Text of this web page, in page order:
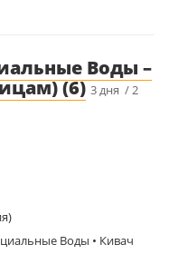
Воды –
(6) 3 дня / 2
Воды • Кивач